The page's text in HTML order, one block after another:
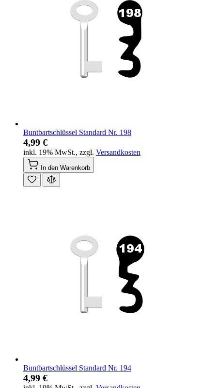
Buntbartschlüssel Standard Nr. 198
4,99 €
inkl. 19% MwSt., zzgl. Versandkosten
In den Warenkorb
Buntbartschlüssel Standard Nr. 194
4,99 €